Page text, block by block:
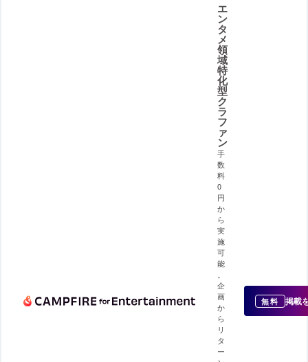
エ
ン
タ
メ
領
域
特
化
型
ク
ラ
フ
ァ
ン
手
数
料
0
円
か
ら
実
施
可
能
企
画
か
ら
リ
タ
ー
無料 掲載